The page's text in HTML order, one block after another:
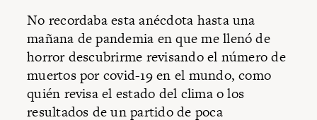
No recordaba esta anécdota hasta una
mañana de pandemia en que me llenó de
horror descubrirme revisando el número de
muertos por covid-19 en el mundo, como
quién revisa el estado del clima o los
resultados de un partido de poca